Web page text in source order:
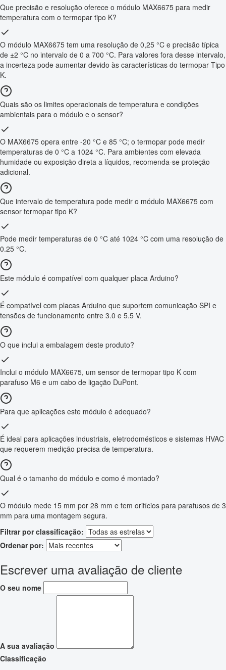
Que precisão e resolução oferece o módulo MAX6675 para medir
temperatura com o termopar tipo K?
O módulo MAX6675 tem uma resolução de 0,25 °C e precisão típica
de ±2 °C no intervalo de 0 a 700 °C. Para valores fora desse intervalo,
a incerteza pode aumentar devido às características do termopar Tipo
K.
Quais são os limites operacionais de temperatura e condições
ambientais para o módulo e o sensor?
O MAX6675 opera entre -20 °C e 85 °C; o termopar pode medir
temperaturas de 0 °C a 1024 °C. Para ambientes com elevada
humidade ou exposição direta a líquidos, recomenda-se proteção
adicional.
Que intervalo de temperatura pode medir o módulo MAX6675 com
sensor termopar tipo K?
Pode medir temperaturas de 0 °C até 1024 °C com uma resolução de
0.25 °C.
Este módulo é compatível com qualquer placa Arduino?
É compatível com placas Arduino que suportem comunicação SPI e
tensões de funcionamento entre 3.0 e 5.5 V.
O que inclui a embalagem deste produto?
Inclui o módulo MAX6675, um sensor de termopar tipo K com
parafuso M6 e um cabo de ligação DuPont.
Para que aplicações este módulo é adequado?
É ideal para aplicações industriais, eletrodomésticos e sistemas HVAC
que requerem medição precisa de temperatura.
Qual é o tamanho do módulo e como é montado?
O módulo mede 15 mm por 28 mm e tem orifícios para parafusos de 3
mm para uma montagem segura.
Filtrar por classificação:
Ordenar por:
Escrever uma avaliação de cliente
O seu nome
A sua avaliação
Classificação